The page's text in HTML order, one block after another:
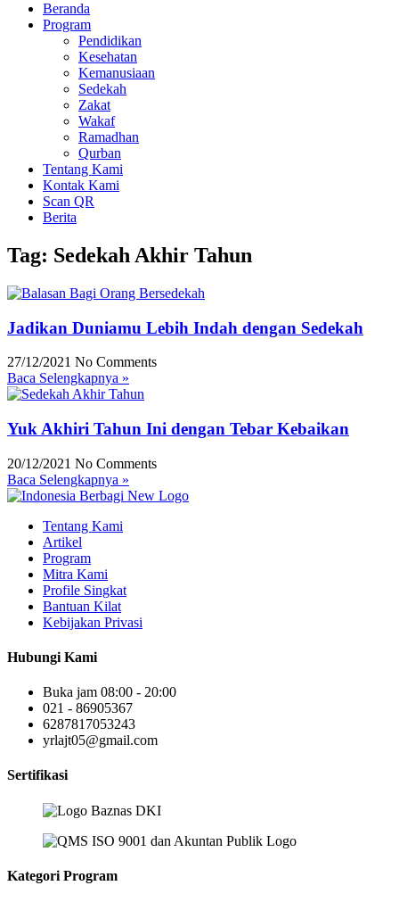
Beranda
Program
Pendidikan
Kesehatan
Kemanusiaan
Sedekah
Zakat
Wakaf
Ramadhan
Qurban
Tentang Kami
Kontak Kami
Scan QR
Berita
Tag: Sedekah Akhir Tahun
Jadikan Duniamu Lebih Indah dengan Sedekah
27/12/2021 No Comments
Baca Selengkapnya »
Yuk Akhiri Tahun Ini dengan Tebar Kebaikan
20/12/2021 No Comments
Baca Selengkapnya »
Tentang Kami
Artikel
Program
Mitra Kami
Profile Singkat
Bantuan Kilat
Kebijakan Privasi
Hubungi Kami
Buka jam 08:00 - 20:00
021 - 86905367
6287817053243
yrlajt05@gmail.com
Sertifikasi
Kategori Program